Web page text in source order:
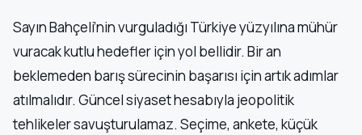
Sayın Bahçeli’nin vurguladığı Türkiye yüzyılına mühür
vuracak kutlu hedefler için yol bellidir. Bir an
beklemeden barış sürecinin başarısı için artık adımlar
atılmalıdır. Güncel siyaset hesabıyla jeopolitik
tehlikeler savuşturulamaz. Seçime, ankete, küçük